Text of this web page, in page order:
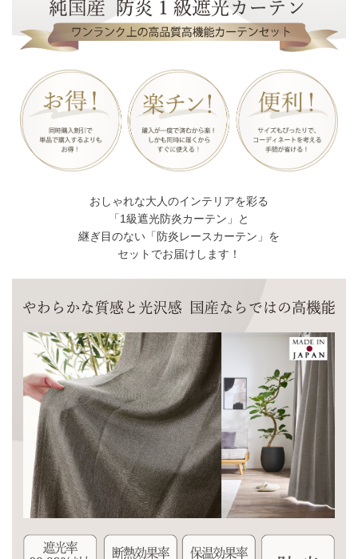
おしゃれな大人のインテリアを彩る
「1級遮光防炎カーテン」と
継ぎ目のない「防炎レースカーテン」を
セットでお届けします！